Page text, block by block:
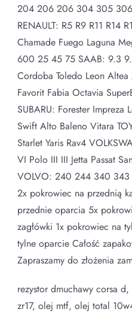
204 206 206 304 305
RENAULT: R5 R9 R11 R14
Chamade Fuego Laguna
600 25 45 75 SAAB: 9.3
Cordoba Toledo Leon
Favorit Fabia Octavia
SUBARU: Forester Impreza
Swift Alto Baleno Vitara
Starlet Yaris Rav4
VI Polo III III Jetta Passat
VOLVO: 240 244 340
2x pokrowiec na przednią
przednie oparcia 5x
zagłówki 1x pokrowiec na
tylne oparcie Całość
Zapraszamy do złożenia
rezystor dmuchawy corsa
zr17, olej mtf, olej total